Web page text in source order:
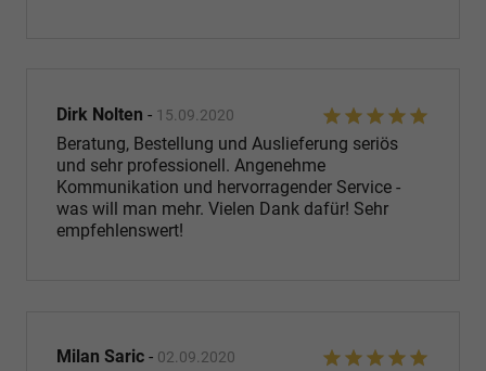
Dirk Nolten - 15.09.2020
Beratung, Bestellung und Auslieferung seriös
und sehr professionell. Angenehme
Kommunikation und hervorragender Service -
was will man mehr. Vielen Dank dafür! Sehr
empfehlenswert!
Milan Saric - 02.09.2020